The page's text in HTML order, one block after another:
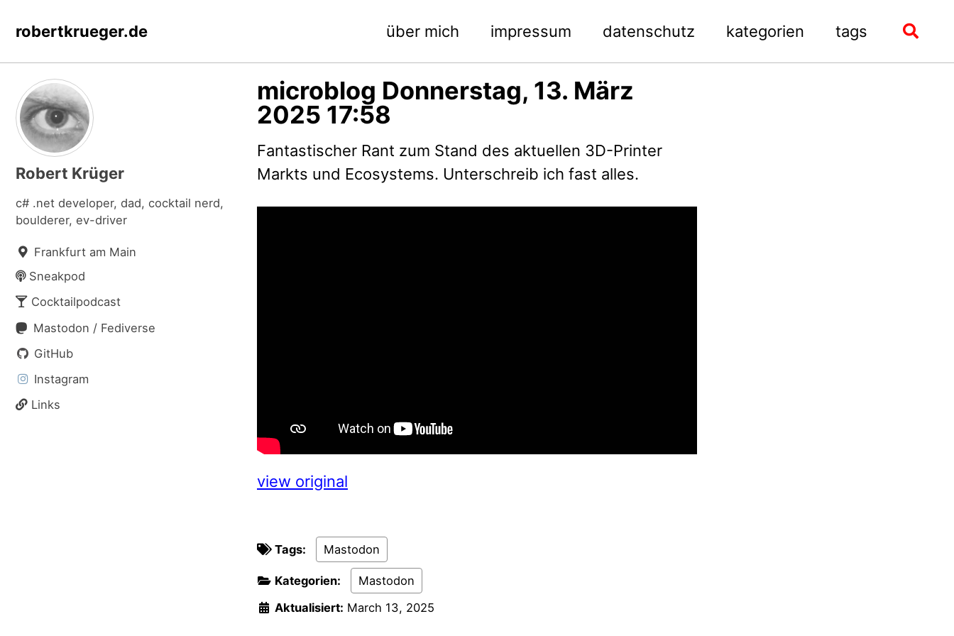
primary
navigation
content
footer
robertkrueger.de über mich impressum datenschutz kategorien tags
Toggle
Robert Krüger
c# .net developer, dad, cocktail nerd,
boulderer, ev-driver
Frankfurt am Main
Sneakpod
Cocktailpodcast
Mastodon / Fediverse
GitHub
Instagram
Links
microblog Donnerstag, 13. März
2025 17:58
Fantastischer Rant zum Stand des aktuellen 3D-Printer
Markts und Ecosystems. Unterschreib ich fast alles.
view original
Tags: Mastodon
Kategorien:
Mastodon
Aktualisiert: March 13, 2025